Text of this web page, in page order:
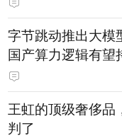
字节跳动推出大
国产算力逻辑有望
王虹的顶级奢侈品
判了